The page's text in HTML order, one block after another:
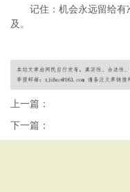
记住：机会永远留给
及。
上一篇：
下一篇：